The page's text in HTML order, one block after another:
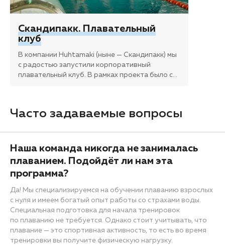
Скандипакк. Плавательный
клуб
В компании Huhtamaki (ныне — Скандипакк) мы
с радостью запустили корпоративный
плавательный клуб. В рамках проекта было с…
Часто задаваемые вопросы
Наша команда никогда не занималась
плаванием. Подойдёт ли нам эта
программа?
Да! Мы специализируемся на обучении плаванию взрослых
с нуля и имеем богатый опыт работы со страхами воды.
Специальная подготовка для начала тренировок
по плаванию не требуется. Однако стоит учитывать, что
плавание — это спортивная активность, то есть во время
тренировки вы получите физическую нагрузку.